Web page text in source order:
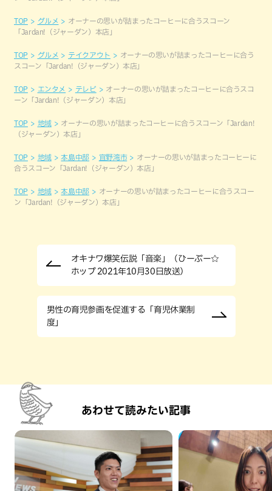
TOP グルメ
オーナーの思いが詰まったコーヒーに合うスコーン
「Jardan!（ジャーダン）本店」
TOP グルメ テイクアウト
オーナーの思いが詰まったコーヒーに合う
スコーン「Jardan!（ジャーダン）本店」
TOP エンタメ テレビ
オーナーの思いが詰まったコーヒーに合うスコ
ーン「Jardan!（ジャーダン）本店」
TOP 地域
オーナーの思いが詰まったコーヒーに合うスコーン「Jardan!
（ジャーダン）本店」
TOP 地域 本島中部 宜野湾市
オーナーの思いが詰まったコーヒーに
合うスコーン「Jardan!（ジャーダン）本店」
TOP 地域 本島中部
オーナーの思いが詰まったコーヒーに合うスコー
ン「Jardan!（ジャーダン）本店」
オキナワ爆笑伝説「音楽」（ひーぷー☆
ホップ 2021年10月30日放送）
男性の育児参画を促進する「育児休業制
度」
あわせて読みたい記事